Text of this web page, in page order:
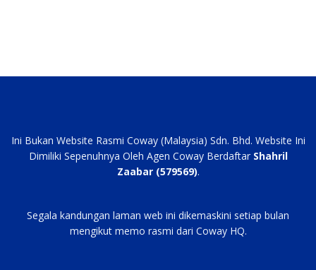
Ini Bukan Website Rasmi Coway (Malaysia) Sdn. Bhd. Website Ini
Dimiliki Sepenuhnya Oleh Agen Coway Berdaftar Shahril
Zaabar (579569).
Segala kandungan laman web ini dikemaskini setiap bulan
mengikut memo rasmi dari Coway HQ.